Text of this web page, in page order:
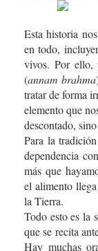
Esta historia
en todo,
vivos. Por ello,
(annam brahma
tratar de forma
elemento que
descontado,
Para la
dependencia
más que
el alimento
la Tierra.
Todo esto es la
que se recita
Hay muchas